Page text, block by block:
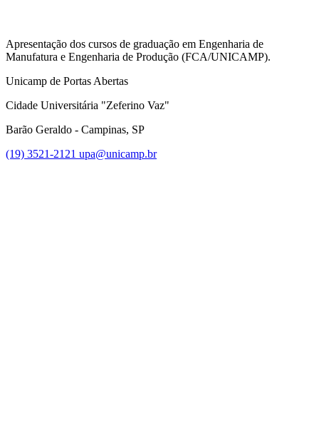
Apresentação dos cursos de graduação em Engenharia de
Manufatura e Engenharia de Produção (FCA/UNICAMP).
Unicamp de Portas Abertas
Cidade Universitária "Zeferino Vaz"
Barão Geraldo - Campinas, SP
(19) 3521-2121 upa@unicamp.br